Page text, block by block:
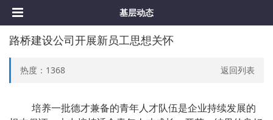
基层动态
路桥建设公司开展新员工思想关怀
热度： 1368 返回列表
培养一批德才兼备的青年人才队伍是企业持续发展的